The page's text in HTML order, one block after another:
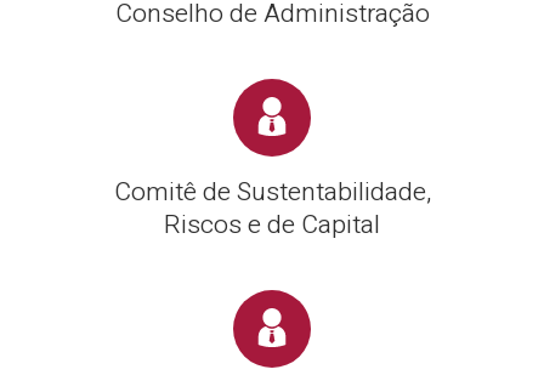
Conselho de Administração
Comitê de Sustentabilidade,
Riscos e de Capital